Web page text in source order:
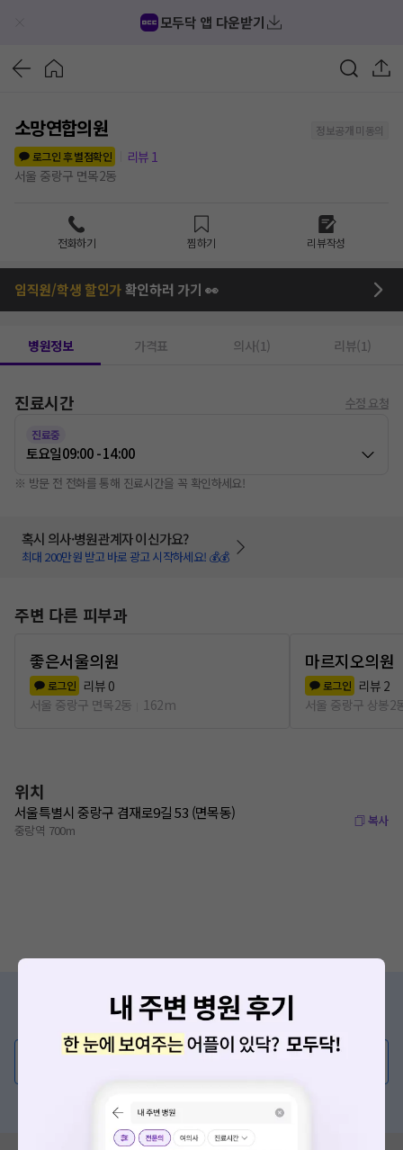
모두닥 앱 다운받기
소망연합의원
정보공개 미동의
로그인 후 별점확인
리뷰 1
서울 중랑구 면목2동
전화하기 찜하기 리뷰작성
임직원/학생 할인가확인하러 가기 👀
병원정보 가격표 의사(1) 리뷰(1)
진료시간 수정 요청
진료중
토요일09:00 - 14:00
※ 방문 전 전화를 통해 진료시간을 꼭 확인하세요!
혹시 의사·병원관계자 이신가요?
최대 200만원 받고 바로 광고 시작하세요! 💰💰
주변 다른 피부과
좋은서울의원
로그인 리뷰 0
서울 중랑구 면목2동
162m
마르지오의원
로그인 리뷰 2
서울 중랑구 상봉2
위치
서울특별시 중랑구 겸재로9길 53 (면목동)
중랑역 700m
복사
증상/치료, 궁금한 점이 있나요?
💬 무엇이든 물어보세요